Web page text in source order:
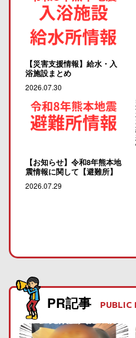
【災害支援情報】給水・入
浴施設まとめ
2026.07.30
【お知らせ】令和8年熊本地
震情報に関して【避難所】
2026.07.29
PR記事 PUBLIC